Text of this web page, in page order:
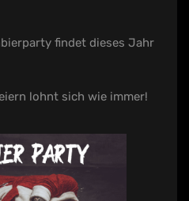
findet dieses Jahr
lohnt sich wie immer!